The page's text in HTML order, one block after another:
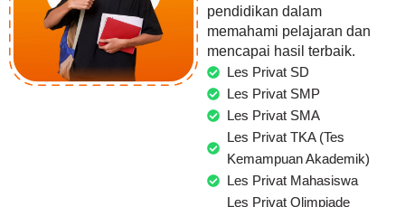
pendidikan dalam
memahami pelajaran dan
mencapai hasil terbaik.
Les Privat SD
Les Privat SMP
Les Privat SMA
Les Privat TKA (Tes
Kemampuan Akademik)
Les Privat Mahasiswa
Les Privat Olimpiade